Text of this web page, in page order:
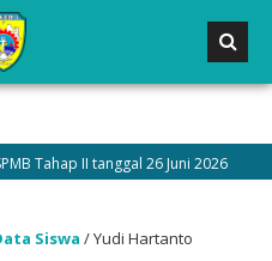
Tahap II tanggal 26 Juni 2026
Siswa /Yudi Hartanto